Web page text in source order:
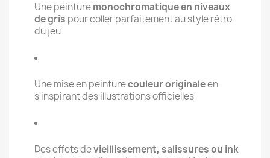
Une peinturemonochromatique en niveaux
de gris pour coller parfaitement au style rétro
du jeu
Une mise en peinturecouleur originaleen
s'inspirant des illustrations officielles
Des effets devieillissement, salissures ou ink